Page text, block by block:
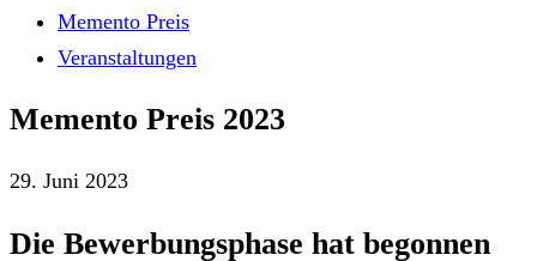
Memento Preis
Veranstaltungen
Memento Preis 2023
29. Juni 2023
Die Bewerbungsphase hat begonnen